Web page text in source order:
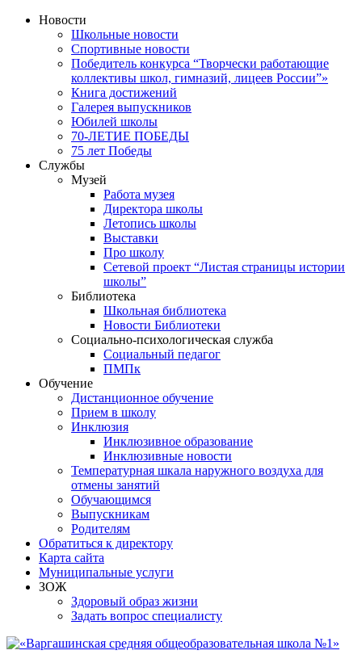
Новости
Школьные новости
Спортивные новости
Победитель конкурса “Творчески работающие
коллективы школ, гимназий, лицеев России”»
Книга достижений
Галерея выпускников
Юбилей школы
70-ЛЕТИЕ ПОБЕДЫ
75 лет Победы
Службы
Музей
Работа музея
Директора школы
Летопись школы
Выставки
Про школу
Сетевой проект “Листая страницы истории
школы”
Библиотека
Школьная библиотека
Новости Библиотеки
Социально-психологическая служба
Социальный педагог
ПМПк
Обучение
Дистанционное обучение
Прием в школу
Инклюзия
Инклюзивное образование
Инклюзивные новости
Температурная шкала наружного воздуха для
отмены занятий
Обучающимся
Выпускникам
Родителям
Обратиться к директору
Карта сайта
Муниципальные услуги
ЗОЖ
Здоровый образ жизни
Задать вопрос специалисту